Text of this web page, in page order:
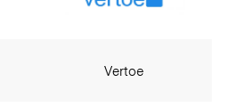
Vertoe